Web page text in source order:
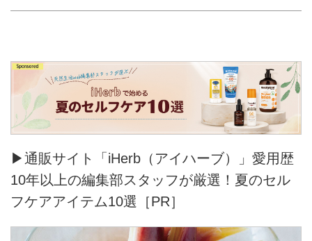
▶通販サイト「iHerb（アイハーブ）」愛用歴
10年以上の編集部スタッフが厳選！夏のセル
フケアアイテム10選［PR］